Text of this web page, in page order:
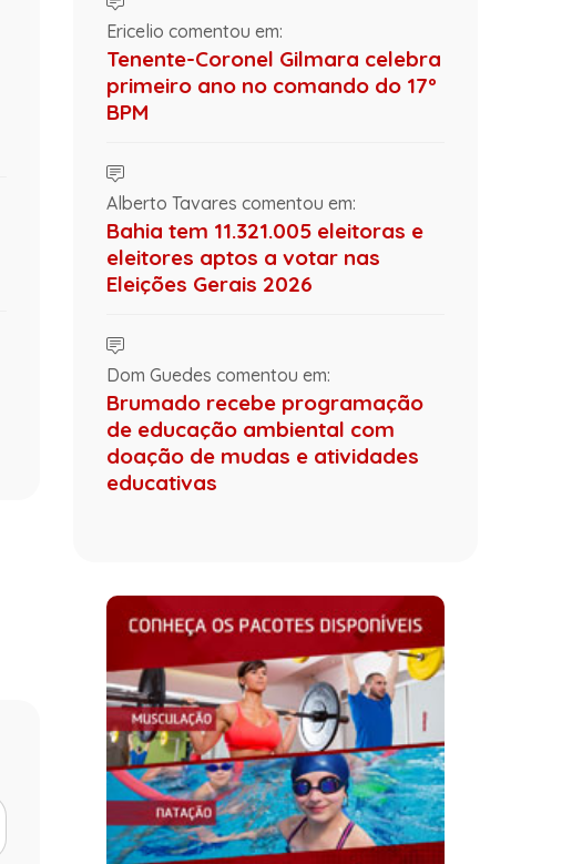
Ericelio comentou em:
Tenente-Coronel Gilmara celebra
primeiro ano no comando do 17º
BPM
Alberto Tavares comentou em:
Bahia tem 11.321.005 eleitoras e
eleitores aptos a votar nas
Eleições Gerais 2026
Dom Guedes comentou em:
Brumado recebe programação
de educação ambiental com
doação de mudas e atividades
educativas